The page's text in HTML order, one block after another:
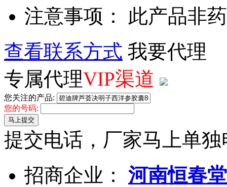
注意事项： 此产品非
查看联系方式 我要代理
专属代理VIP渠道
您关注的产品:
您的号码:
马上提交
提交电话，厂家马上单
招商企业： 河南恒春